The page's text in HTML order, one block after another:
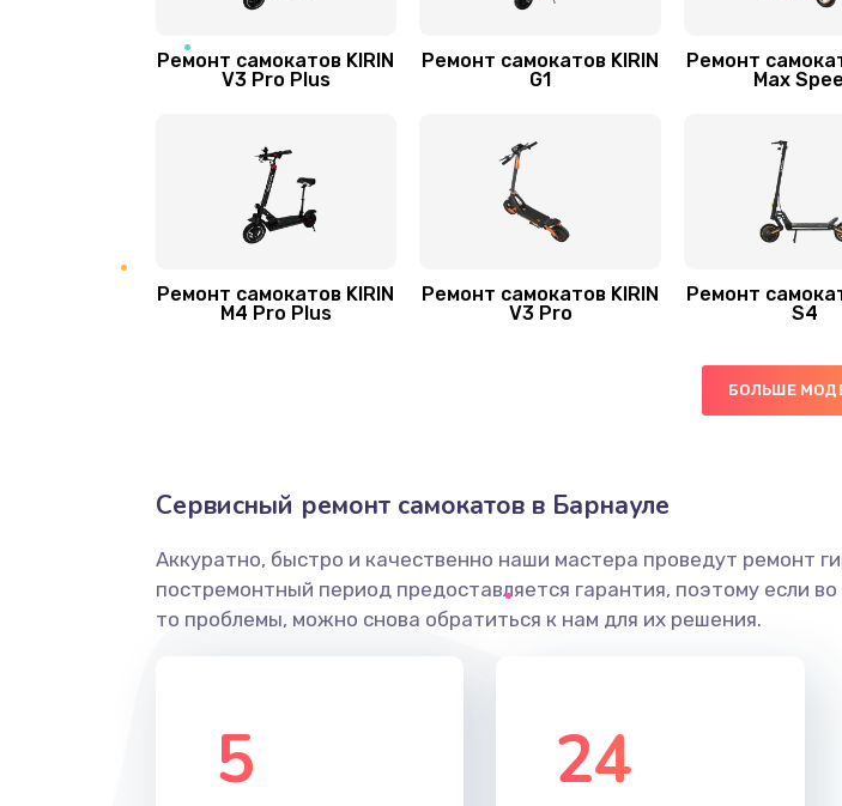
Ремонт самокатов KIRIN
V3 Pro Plus
Ремонт самокатов KIRIN
G1
Ремонт
Max
Ремонт самокатов KIRIN
M4 Pro Plus
Ремонт самокатов KIRIN
V3 Pro
Ремонт
S4
БОЛЬШЕ
Сервисный ремонт самокатов в Барнауле
Аккуратно, быстро и качественно наши мастера проведут ремонт
постремонтный период предоставляется гарантия, поэтому если
то проблемы, можно снова обратиться к нам для их решения.
5 24